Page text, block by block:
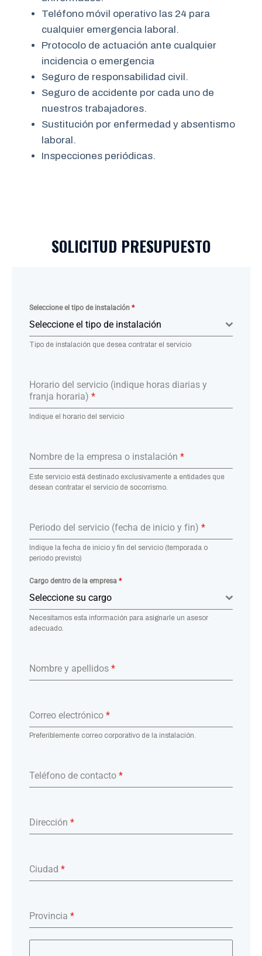
Teléfono móvil operativo las 24 para
cualquier emergencia laboral.
Protocolo de actuación ante cualquier
incidencia o emergencia
Seguro de responsabilidad civil.
Seguro de accidente por cada uno de
nuestros trabajadores.
Sustitución por enfermedad y absentismo
laboral.
Inspecciones periódicas.
SOLICITUD PRESUPUESTO
Seleccione el tipo de instalación *
Seleccione el tipo de instalación
Tipo de instalación que desea contratar el servicio
Horario del servicio (indique horas diarias y
franja horaria) *
Indique el horario del servicio
Nombre de la empresa o instalación *
Este servicio está destinado exclusivamente a entidades que
desean contratar el servicio de socorrismo.
Periodo del servicio (fecha de inicio y fin) *
Indique la fecha de inicio y fin del servicio (temporada o
periodo previsto)
Cargo dentro de la empresa *
Seleccione su cargo
Necesitamos esta información para asignarle un asesor
adecuado.
Nombre y apellidos *
Correo electrónico *
Preferiblemente correo corporativo de la instalación.
Teléfono de contacto *
Dirección *
Ciudad *
Provincia *